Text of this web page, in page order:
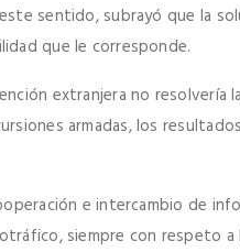
sentido, subrayó que la
que le corresponde.
extranjera no
armadas, los
e intercambio de
siempre con respeto a